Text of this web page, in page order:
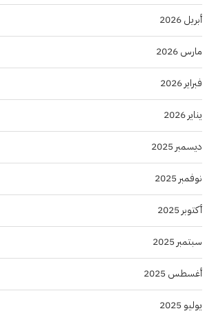
أبريل 2026
مارس 2026
فبراير 2026
يناير 2026
ديسمبر 2025
نوفمبر 2025
أكتوبر 2025
سبتمبر 2025
أغسطس 2025
يوليو 2025